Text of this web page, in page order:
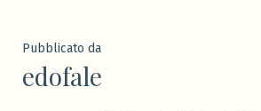
Pubblicato da
edofale